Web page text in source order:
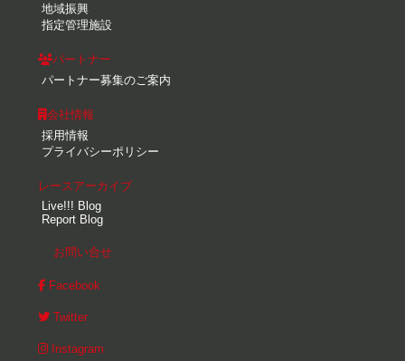
地域振興
指定管理施設
パートナー
パートナー募集のご案内
会社情報
採用情報
プライバシーポリシー
レースアーカイブ
Live!!! Blog
Report Blog
お問い合せ
Facebook
Twitter
Instagram